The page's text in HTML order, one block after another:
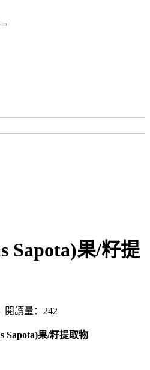
Sapota)果/籽提
閱讀量：242
Sapota)果/籽提取物